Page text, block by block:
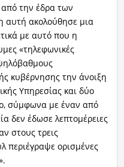
από την έδρα των
ακολούθησε μια
με αυτό που η
«τηλεφωνικές
κυβέρνησης την άνοιξη
Υπηρεσίας και δύο
σύμφωνα με έναν από
δεν έδωσε λεπτομέρειες
στους τρεις
περιέγραψε ορισμένες